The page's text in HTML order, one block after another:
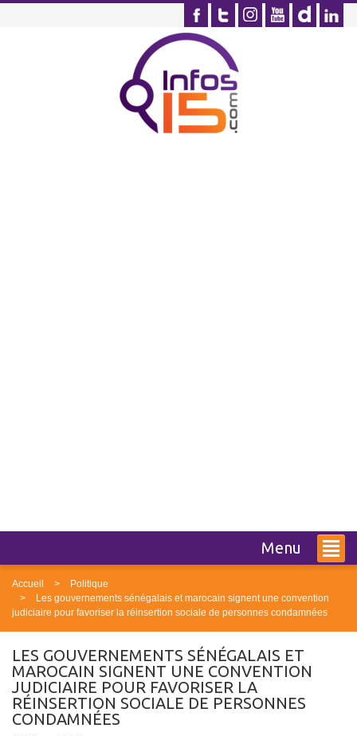
Menu
Accueil
Politique
Les gouvernements sénégalais et marocain signent une convention
judiciaire pour favoriser la réinsertion sociale de personnes condamnées
LES GOUVERNEMENTS SÉNÉGALAIS ET
MAROCAIN SIGNENT UNE CONVENTION
JUDICIAIRE POUR FAVORISER LA
RÉINSERTION SOCIALE DE PERSONNES
CONDAMNÉES